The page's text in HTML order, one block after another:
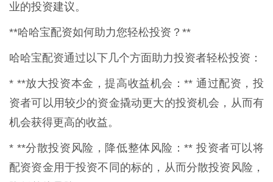
业的投资建议。
**哈哈宝配资如何助力您轻松投资？**
哈哈宝配资通过以下几个方面助力投资者轻松投资：
* **放大投资本金，提高收益机会：** 通过配资，投
资者可以用较少的资金撬动更大的投资机会，从而有
机会获得更高的收益。
* **分散投资风险，降低整体风险：** 投资者可以将
配资资金用于投资不同的标的，从而分散投资风险，